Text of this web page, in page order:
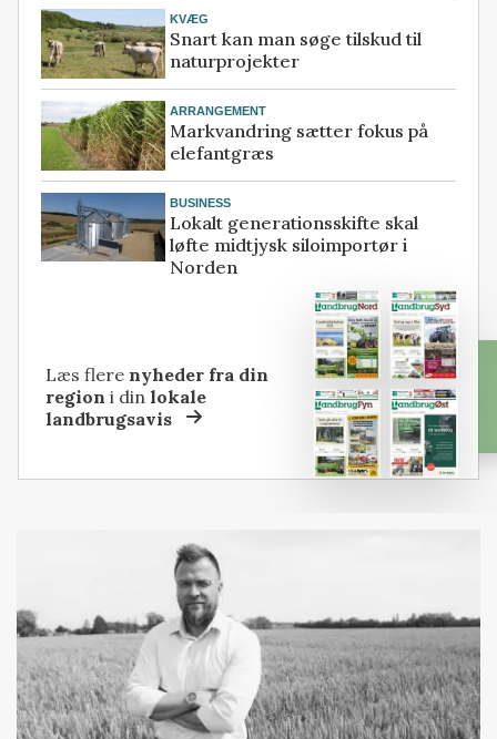
KVÆG
Snart kan man søge tilskud til
naturprojekter
ARRANGEMENT
Markvandring sætter fokus på
elefantgræs
BUSINESS
Lokalt generationsskifte skal
løfte midtjysk siloimportør i
Norden
Læs flere nyheder fra din
region i dinlokale
landbrugsavis